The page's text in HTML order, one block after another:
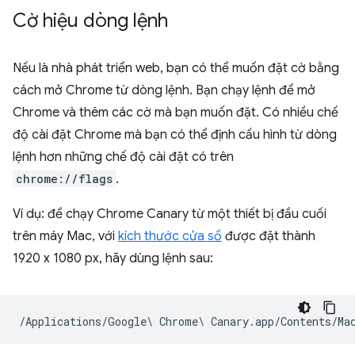
Cờ hiệu dòng lệnh
Nếu là nhà phát triển web, bạn có thể muốn đặt cờ bằng
cách mở Chrome từ dòng lệnh. Bạn chạy lệnh để mở
Chrome và thêm các cờ mà bạn muốn đặt. Có nhiều chế
độ cài đặt Chrome mà bạn có thể định cấu hình từ dòng
lệnh hơn những chế độ cài đặt có trên
chrome://flags .
Ví dụ: để chạy Chrome Canary từ một thiết bị đầu cuối
trên máy Mac, với kích thước cửa sổ được đặt thành
1920 x 1080 px, hãy dùng lệnh sau: